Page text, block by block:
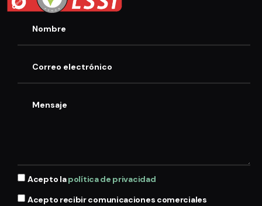
Acepto lapolítica de privacidad
Acepto recibir comunicaciones comerciales